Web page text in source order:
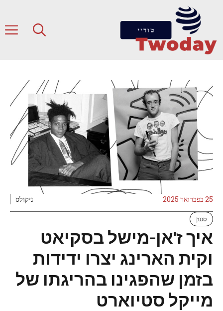
25 בפברואר 2025 ניקולס
סגנון
איך ז'אן-מישל בסקיאט
וקית הארינג יצרו ידידות
בזמן שהפגינו בהריגתו של
מייקל סטיוארט